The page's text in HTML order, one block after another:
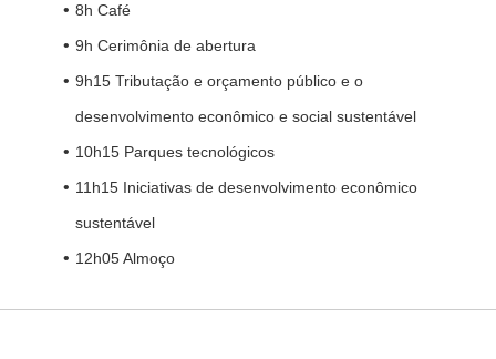
8h Café
9h Cerimônia de abertura
9h15 Tributação e orçamento público e o
desenvolvimento econômico e social sustentável
10h15 Parques tecnológicos
11h15 Iniciativas de desenvolvimento econômico
sustentável
12h05 Almoço